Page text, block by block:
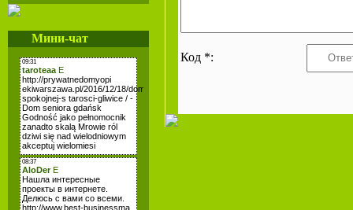
Мини-чат
Код *: